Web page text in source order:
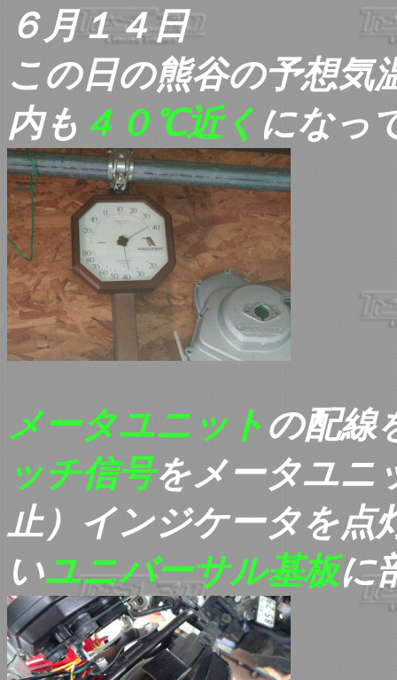
６月１４日
この日の熊谷の予想気
内も ４０℃近く になっ
メータユニット の配線
ッチ信号をメータユニ
止）インジケータを点
いユニバーサル基板に